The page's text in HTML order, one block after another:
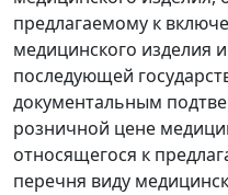
предлагаемому к
медицинского изделия
последующей
документальным
розничной цене
относящегося к
перечня виду